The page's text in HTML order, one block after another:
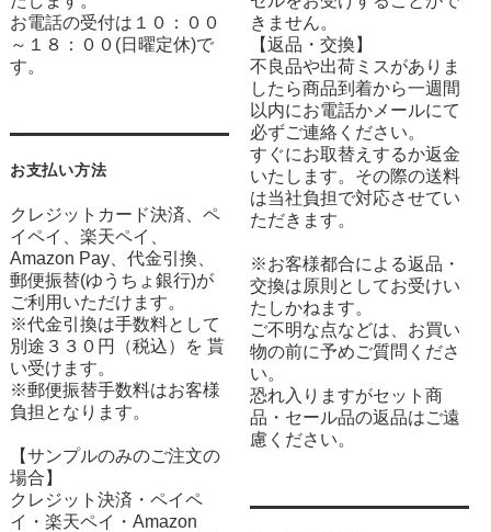
お電話の受付は１０：００
～１８：００(日曜定休)で
す。
お支払い方法
クレジットカード決済、ペ
イペイ、楽天ペイ、
Amazon Pay、代金引換、
郵便振替(ゆうちょ銀行)が
ご利用いただけます。
※代金引換は手数料として
別途３３０円（税込）を 貰
い受けます。
※郵便振替手数料はお客様
負担となります。
【サンプルのみのご注文の
場合】
クレジット決済・ペイペ
イ・楽天ペイ・Amazon
きません。
【返品・交換】
不良品や出荷ミスがありま
したら商品到着から一週間
以内にお電話かメールにて
必ずご連絡ください。
すぐにお取替えするか返金
いたします。その際の送料
は当社負担で対応させてい
ただきます。
※お客様都合による返品・
交換は原則としてお受けい
たしかねます。
ご不明な点などは、お買い
物の前に予めご質問くださ
い。
恐れ入りますがセット商
品・セール品の返品はご遠
慮ください。